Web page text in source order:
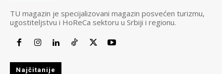
TU magazin je specijalizovani magazin posvećen turizmu,
ugostiteljstvu i HoReCa sektoru u Srbiji i regionu.
Najčitanije